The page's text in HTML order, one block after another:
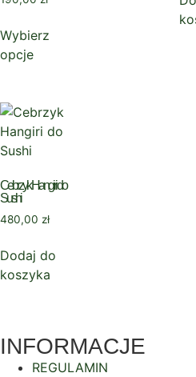
Wybierz
opcje
Cebrzyk Hangiri do
Sushi
480,00 zł
Dodaj do
koszyka
INFORMACJE
REGULAMIN